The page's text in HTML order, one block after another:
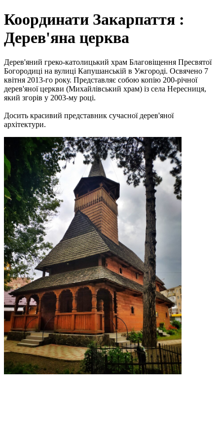
Координати Закарпаття :
Дерев'яна церква
Дерев'яний греко-католицький храм Благовіщення Пресвятої
Богородиці на вулиці Капушанській в Ужгороді. Освячено 7
квітня 2013-го року. Представляє собою копію 200-річної
дерев'яної церкви (Михайлівський храм) із села Нересниця,
який згорів у 2003-му році.
Досить красивий представник сучасної дерев'яної
архітектури.